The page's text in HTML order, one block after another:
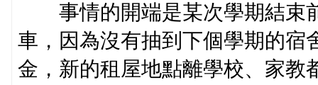
事情的開端是某次學期結束
車，因為沒有抽到下個學期的宿
金，新的租屋地點離學校、家教